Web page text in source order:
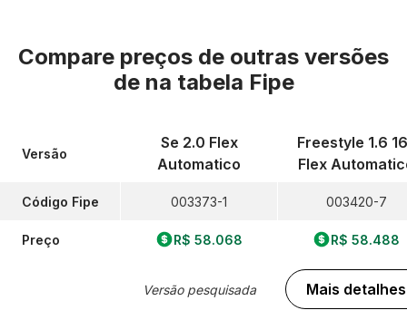
Compare preços de outras versões
de na tabela Fipe
Versão
Código Fipe
Preço
Se 2.0 Flex
Automatico
003373-1
R$ 58.068
Versão pesquisada
Freestyle 1.6
Flex
003420-7
R$ 58.488
Mais detalhes